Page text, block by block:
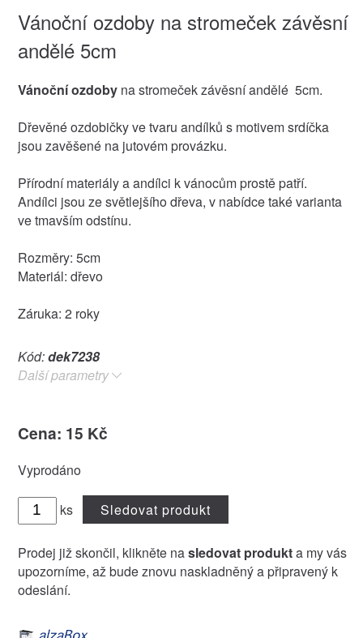
Vánoční ozdoby na stromeček závěsní
andělé 5cm
Vánoční ozdobyna stromeček závěsní andělé 5cm.
Dřevěné ozdobičky ve tvaru andílků s motivem srdíčka
jsou zavěšené na jutovém provázku.
Přírodní materiály a andílci k vánocům prostě patří.
Andílci jsou ze světlejšího dřeva, v nabídce také varianta
ve tmavším odstínu.
Rozměry: 5cm
Materiál: dřevo
Záruka: 2 roky
Kód:dek7238
Další parametry
Cena: 15 Kč
Vyprodáno
ks Sledovat produkt
Prodej již skončil, klikněte nasledovat produkta my vás
upozorníme, až bude znovu naskladněný a připravený k
odeslání.